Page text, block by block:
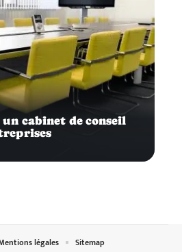
un cabinet de conseil
légales Sitemap